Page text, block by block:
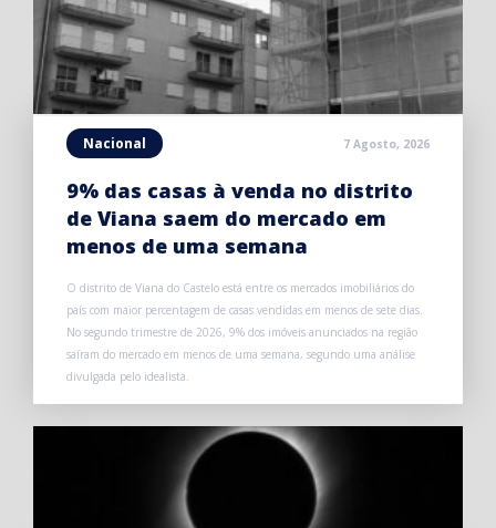
Nacional 7 Agosto, 2026
9% das casas à venda no distrito
de Viana saem do mercado em
menos de uma semana
O distrito de Viana do Castelo está entre os mercados imobiliários do
país com maior percentagem de casas vendidas em menos de sete dias.
No segundo trimestre de 2026, 9% dos imóveis anunciados na região
saíram do mercado em menos de uma semana, segundo uma análise
divulgada pelo idealista.